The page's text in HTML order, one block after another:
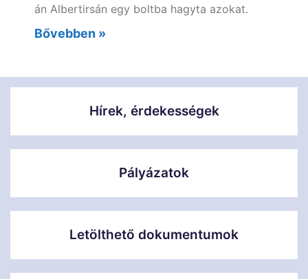
án Albertirsán egy boltba hagyta azokat.
Bővebben »
Hírek, érdekességek
Pályázatok
Letölthető dokumentumok